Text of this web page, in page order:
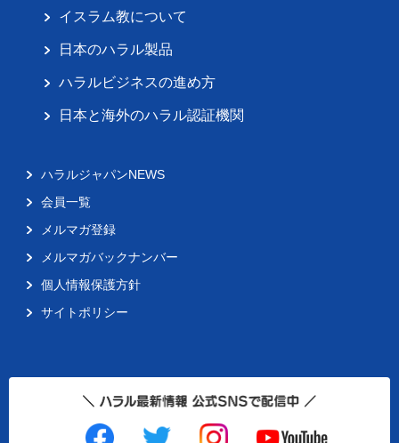
イスラム教について
日本のハラル製品
ハラルビジネスの進め方
日本と海外のハラル認証機関
ハラルジャパンNEWS
会員一覧
メルマガ登録
メルマガバックナンバー
個人情報保護方針
サイトポリシー